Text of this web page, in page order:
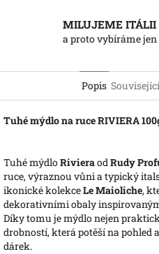
MILUJEME ITÁLII
a proto vybíráme
Popis
Tuhé mýdlo na ruce RIVIERA
Tuhé mýdloRivieraodRudy
ruce, výraznou vůni a typický
ikonické kolekceLe Maioliche,
dekorativními obaly
Díky tomu je mýdlo nejen
drobností, která potěší na pohled
dárek.